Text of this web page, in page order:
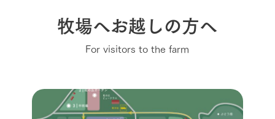
牧場へお越しの方へ
For visitors to the farm